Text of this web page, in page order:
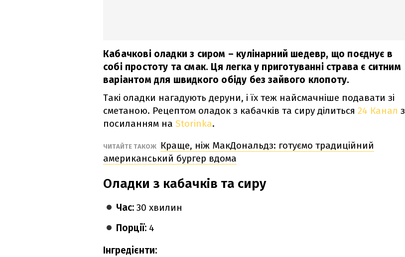
Кабачкові оладки з сиром – кулінарний шедевр, що поєднує в
собі простоту та смак. Ця легка у приготуванні страва є ситним
варіантом для швидкого обіду без зайвого клопоту.
Такі оладки нагадують деруни, і їх теж найсмачніше подавати зі
сметаною. Рецептом оладок з кабачків та сиру ділиться 24 Канал з
посиланням на Storinka.
ЧИТАЙТЕ ТАКОЖ
Краще, ніж МакДональдз: готуємо традиційний
американський бургер вдома
Оладки з кабачків та сиру
Час: 30 хвилин
Порції: 4
Інгредієнти: